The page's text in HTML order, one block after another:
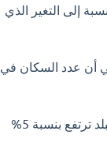
إلى التغير الذي
السكاني في بلد ما هو 2%، فهذا يعني أن عدد السكان في
أو إذا كان معدل التضخم في بلد ما هو 5%، فهذا يعني أن الأسعار في هذا البلد ترتفع بنسبة 5%